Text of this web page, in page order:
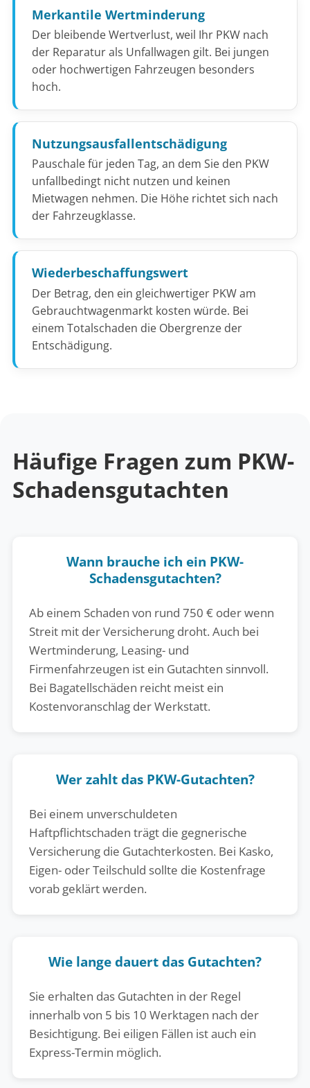
Merkantile Wertminderung
Der bleibende Wertverlust, weil Ihr PKW nach
der Reparatur als Unfallwagen gilt. Bei jungen
oder hochwertigen Fahrzeugen besonders
hoch.
Nutzungsausfallentschädigung
Pauschale für jeden Tag, an dem Sie den PKW
unfallbedingt nicht nutzen und keinen
Mietwagen nehmen. Die Höhe richtet sich nach
der Fahrzeugklasse.
Wiederbeschaffungswert
Der Betrag, den ein gleichwertiger PKW am
Gebrauchtwagenmarkt kosten würde. Bei
einem Totalschaden die Obergrenze der
Entschädigung.
Häufige Fragen zum PKW-
Schadensgutachten
Wann brauche ich ein PKW-
Schadensgutachten?
Ab einem Schaden von rund 750 € oder wenn
Streit mit der Versicherung droht. Auch bei
Wertminderung, Leasing- und
Firmenfahrzeugen ist ein Gutachten sinnvoll.
Bei Bagatellschäden reicht meist ein
Kostenvoranschlag der Werkstatt.
Wer zahlt das PKW-Gutachten?
Bei einem unverschuldeten
Haftpflichtschaden trägt die gegnerische
Versicherung die Gutachterkosten. Bei Kasko,
Eigen- oder Teilschuld sollte die Kostenfrage
vorab geklärt werden.
Wie lange dauert das Gutachten?
Sie erhalten das Gutachten in der Regel
innerhalb von 5 bis 10 Werktagen nach der
Besichtigung. Bei eiligen Fällen ist auch ein
Express-Termin möglich.